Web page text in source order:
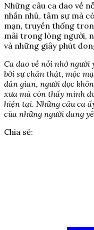
Những câu ca dao về
nhắn nhủ, tâm sự mà
mạn, truyền thống
mãi trong lòng người,
và những giây phút
Ca dao về nỗi nhớ người
bởi sự chân thật, mộc
dân gian, người đọc
xưa mà còn thấy mình
hiện tại. Những câu ca
của những người đang
Chia sẻ: